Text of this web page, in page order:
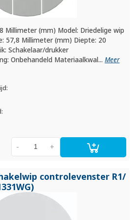
Millimeter (mm) Model: Driedelige wip
57,8 Millimeter (mm) Diepte: 20
Schakelaar/drukker
Onbehandeld Materiaalkwal...Meer
+
-
controlevenster R1/